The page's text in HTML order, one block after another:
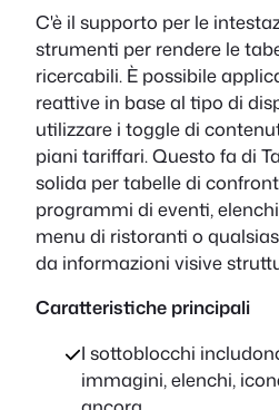
C'è il supporto per le
strumenti per rendere le
ricercabili. È possibile
reattive in base al tipo di
utilizzare i toggle di
piani tariffari. Questo fa di
solida per tabelle di
programmi di eventi,
menu di ristoranti o
da informazioni visive
Caratteristiche principali
I sottoblocchi
immagini, elenchi,